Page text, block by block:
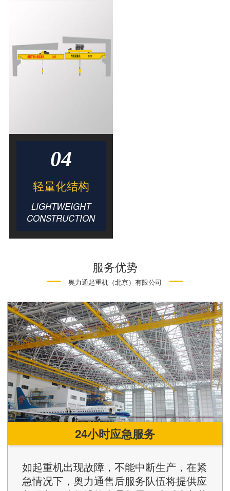
04
轻量化结构
LIGHTWEIGHT
CONSTRUCTION
服务优势
奥力通起重机（北京）有限公司
24小时应急服务
如起重机出现故障，不能中断生产，在紧
急情况下，奥力通售后服务队伍将提供应